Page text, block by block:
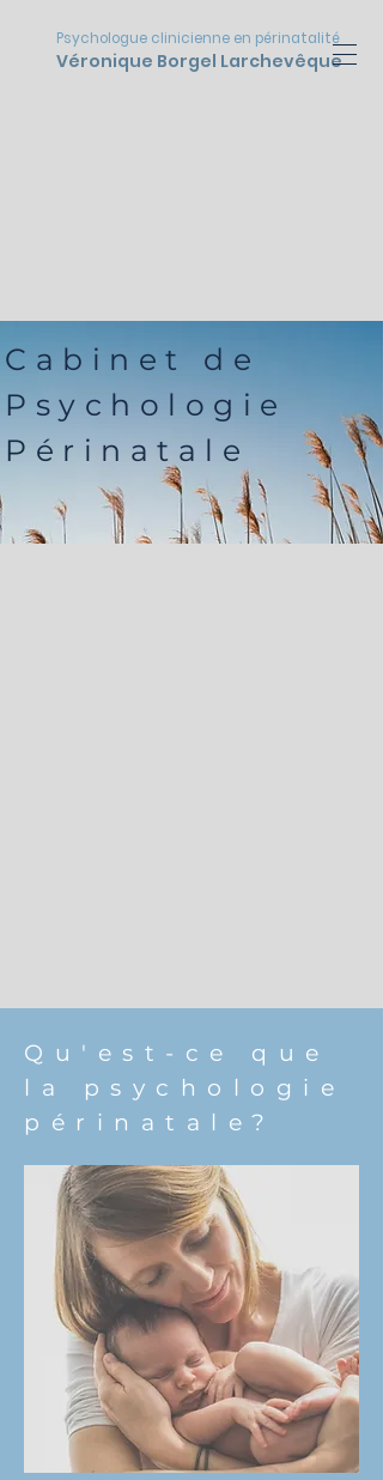
Véronique Borgel Larchevêque
Psychologue clinicienne en périnatalité
Cabinet de
Psychologie
Périnatale
Qu'est-ce que
la psychologie
périnatale?